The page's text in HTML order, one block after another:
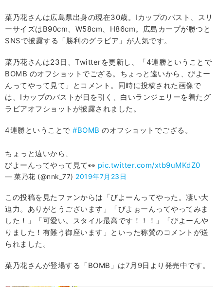
菜乃花さんは広島県出身の現在30歳。Iカップのバスト、スリ
ーサイズはB90cm、W58cm、H86cm。広島カープが勝つと
SNSで披露する「勝利のグラビア」が人気です。
菜乃花さんは23日、Twitterを更新し、「4連勝ということで
BOMB のオフショットでござる。ちょっと遠いから、びよー
んってやって見て」とコメント。同時に投稿された画像で
は、Iカップのバストが目を引く、白いランジェリーを着たグ
ラビアオフショットが披露されました。
4連勝ということで #BOMB のオフショットでござる。
ちょっと遠いから、
びよーんってやって見て👀 pic.twitter.com/xtb9uMKdZ0
— 菜乃花 (@nnk_77) 2019年7月23日
この投稿を見たファンからは「びよーんってやった。凄い大
迫力。ありがとうございます」「びよぉーんってやってみま
した！」「可愛い。スタイル最高です！！！」「びよーんや
りました！有難う御座います」といった称賛のコメントが送
られました。
菜乃花さんが登場する「BOMB」は7月9日より発売中です。